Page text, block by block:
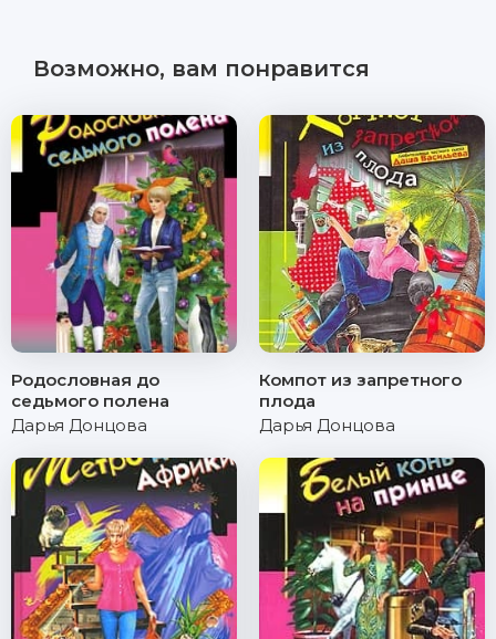
Возможно, вам понравится
Родословная до
седьмого полена
Дарья Донцова
Компот из запретного
плода
Дарья Донцова